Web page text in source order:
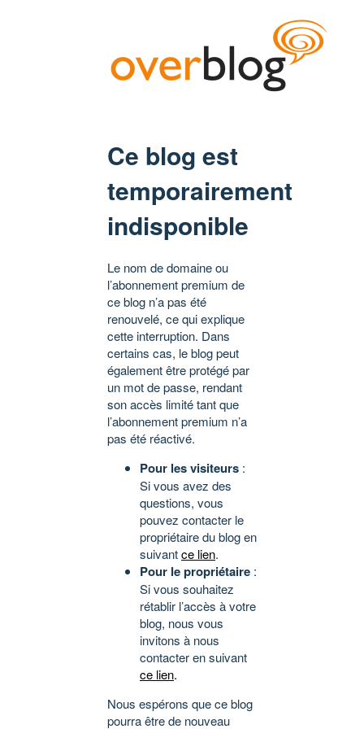
Ce blog est
temporairement
indisponible
Le nom de domaine ou
l’abonnement premium de
ce blog n’a pas été
renouvelé, ce qui explique
cette interruption. Dans
certains cas, le blog peut
également être protégé par
un mot de passe, rendant
son accès limité tant que
l’abonnement premium n’a
pas été réactivé.
Pour les visiteurs :
Si vous avez des
questions, vous
pouvez contacter le
propriétaire du blog en
suivantce lien.
Pour le propriétaire :
Si vous souhaitez
rétablir l’accès à votre
blog, nous vous
invitons à nous
contacter en suivant
ce lien.
Nous espérons que ce blog
pourra être de nouveau